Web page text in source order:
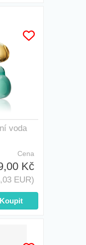
voda
Cena
Kč
EUR)